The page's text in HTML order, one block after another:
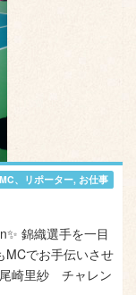
、リポーター, お仕事
錦織選手を一目
MCでお手伝いさせ
崎里紗 チャレン